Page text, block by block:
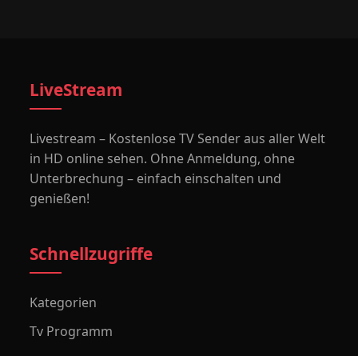
LiveStream
Livestream – Kostenlose TV Sender aus aller Welt
in HD online sehen. Ohne Anmeldung, ohne
Unterbrechung – einfach einschalten und
genießen!
Schnellzugriffe
Kategorien
Tv Programm